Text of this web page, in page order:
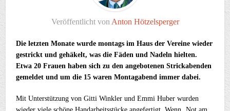
Veröffentlicht von Anton Hötzelsperger
Die letzten Monate wurde montags im Haus der Vereine wieder
gestrickt und gehäkelt, was die Fäden und Nadeln hielten.
Etwa 20 Frauen haben sich zu den angebotenen Strickabenden
gemeldet und um die 15 waren Montagabend immer dabei.
Mit Unterstützung von Gitti Winkler und Emmi Huber wurden